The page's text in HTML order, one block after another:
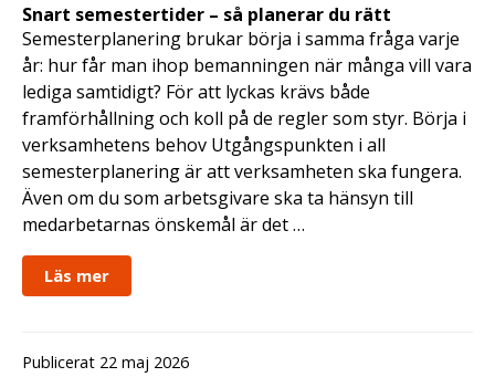
Snart semestertider – så planerar du rätt
Semesterplanering brukar börja i samma fråga varje
år: hur får man ihop bemanningen när många vill vara
lediga samtidigt? För att lyckas krävs både
framförhållning och koll på de regler som styr. Börja i
verksamhetens behov Utgångspunkten i all
semesterplanering är att verksamheten ska fungera.
Även om du som arbetsgivare ska ta hänsyn till
medarbetarnas önskemål är det …
Läs mer
Publicerat 22 maj 2026